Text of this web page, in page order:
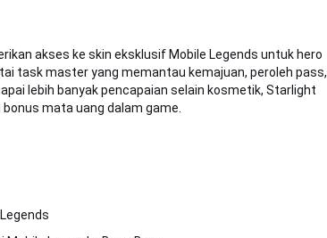
akses ke skin eksklusif Mobile Legends untuk hero
task master yang memantau kemajuan, peroleh pass,
lebih banyak pencapaian selain kosmetik, Starlight
mata uang dalam game.